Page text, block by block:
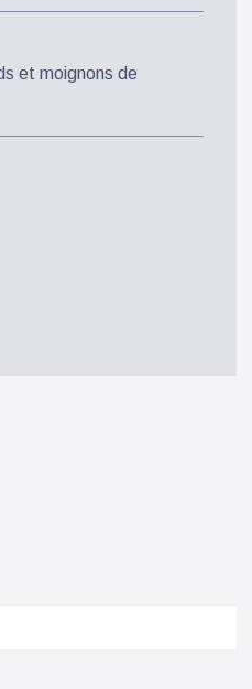
et moignons de